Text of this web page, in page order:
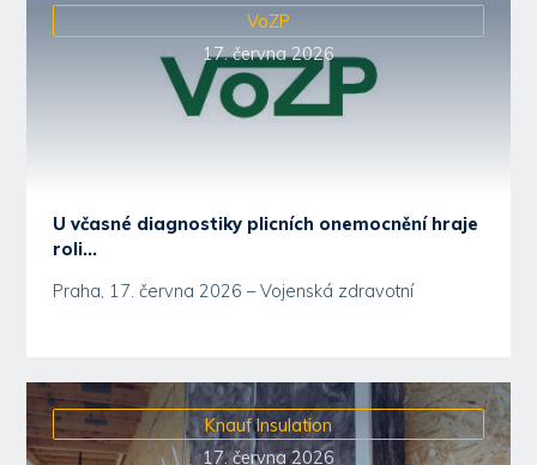
VoZP
17. června 2026
U včasné diagnostiky plicních onemocnění hraje
roli...
Praha, 17. června 2026 – Vojenská zdravotní
Knauf Insulation
17. června 2026